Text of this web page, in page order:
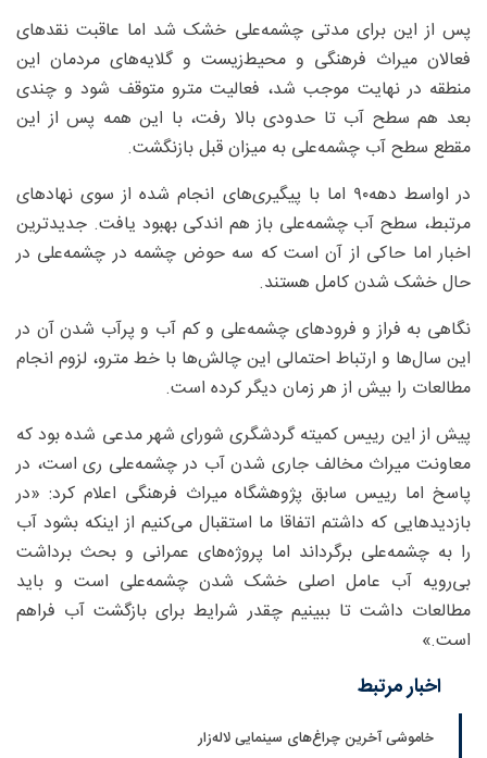
پس از این برای مدتی چشمه‌علی خشک شد اما عاقبت نقدهای
فعالان میراث فرهنگی و محیط‌زیست و گلایه‌های مردمان این
منطقه در نهایت موجب شد، فعالیت مترو متوقف شود و چندی
بعد هم سطح آب تا حدودی بالا رفت، با این همه پس از این
مقطع سطح آب چشمه‌علی به میزان قبل بازنگشت.
در اواسط دهه۹۰ اما با پیگیری‌های انجام شده از سوی نهادهای
مرتبط، سطح آب چشمه‌علی باز هم اندکی بهبود یافت. جدیدترین
اخبار اما حاکی از آن است که سه حوض چشمه در چشمه‌علی در
حال خشک شدن کامل هستند.
نگاهی به فراز و فرودهای چشمه‌علی و کم آب و پرآب شدن آن در
این سال‌ها و ارتباط احتمالی این چالش‌ها با خط مترو، لزوم انجام
مطالعات را بیش از هر زمان دیگر کرده است.
پیش از این رییس کمیته گردشگری شورای شهر مدعی شده بود که
معاونت میراث مخالف جاری شدن آب در چشمه‌علی ری است، در
پاسخ اما رییس سابق پژوهشگاه میراث فرهنگی اعلام کرد: «در
بازدید‌هایی که داشتم اتفاقا ما استقبال می‌کنیم از اینکه بشود آب
را به چشمه‌علی برگرداند اما پروژه‌های عمرانی و بحث برداشت
بی‌رویه آب عامل اصلی خشک شدن چشمه‌علی است و باید
مطالعات داشت تا ببینیم چقدر شرایط برای بازگشت آب فراهم
است.»
اخبار مرتبط
خاموشی آخرین چراغ‌های سینمایی لاله‌زار